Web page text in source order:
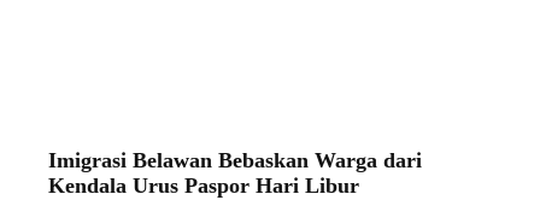
Imigrasi Belawan Bebaskan Warga dari
Kendala Urus Paspor Hari Libur